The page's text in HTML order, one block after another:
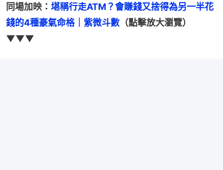
同場加映： 堪稱行走ATM？會賺錢又捨得為另一半花
錢的4種豪氣命格｜紫微斗數 （點擊放大瀏覽）
▼▼▼